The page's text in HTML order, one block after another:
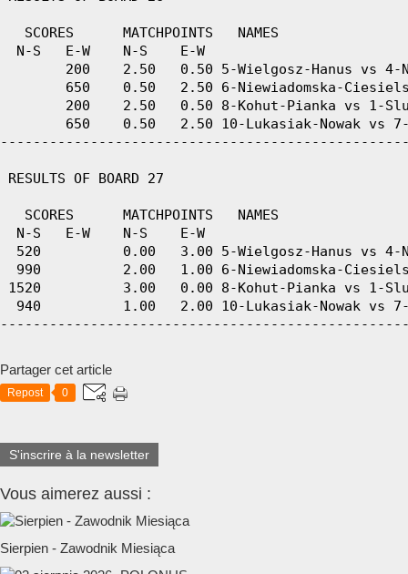
Partager cet article
Repost 0
S'inscrire à la newsletter
Vous aimerez aussi :
Sierpien - Zawodnik Miesiąca